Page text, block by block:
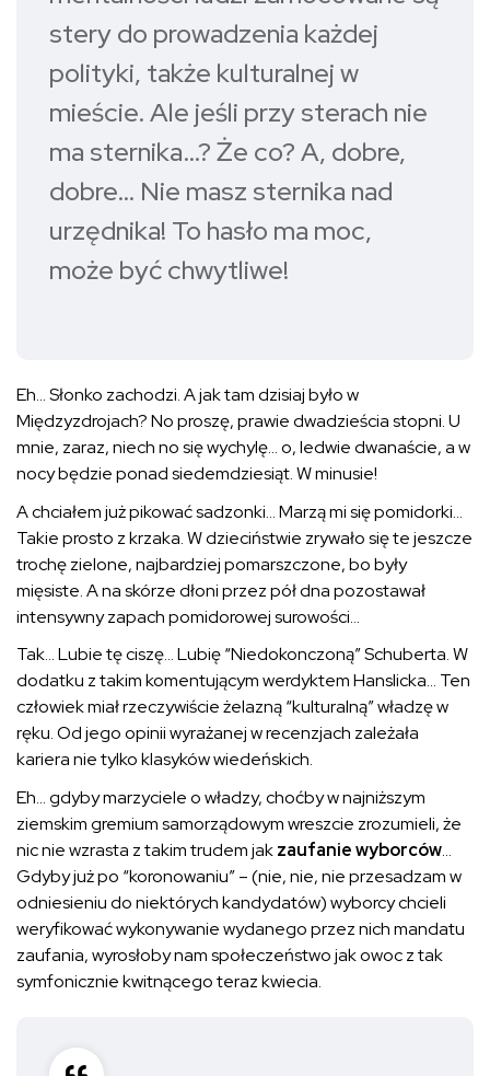
stery do prowadzenia każdej
polityki, także kulturalnej w
mieście. Ale jeśli przy sterach nie
ma sternika…? Że co? A, dobre,
dobre… Nie masz sternika nad
urzędnika! To hasło ma moc,
może być chwytliwe!
Eh… Słonko zachodzi. A jak tam dzisiaj było w
Międzyzdrojach? No proszę, prawie dwadzieścia stopni. U
mnie, zaraz, niech no się wychylę… o, ledwie dwanaście, a w
nocy będzie ponad siedemdziesiąt. W minusie!
A chciałem już pikować sadzonki… Marzą mi się pomidorki…
Takie prosto z krzaka. W dzieciństwie zrywało się te jeszcze
trochę zielone, najbardziej pomarszczone, bo były
mięsiste. A na skórze dłoni przez pół dna pozostawał
intensywny zapach pomidorowej surowości…
Tak… Lubie tę ciszę… Lubię “Niedokonczoną” Schuberta. W
dodatku z takim komentującym werdyktem Hanslicka… Ten
człowiek miał rzeczywiście żelazną “kulturalną” władzę w
ręku. Od jego opinii wyrażanej w recenzjach zależała
kariera nie tylko klasyków wiedeńskich.
Eh… gdyby marzyciele o władzy, choćby w najniższym
ziemskim gremium samorządowym wreszcie zrozumieli, że
nic nie wzrasta z takim trudem jakzaufanie wyborców…
Gdyby już po “koronowaniu” – (nie, nie, nie przesadzam w
odniesieniu do niektórych kandydatów) wyborcy chcieli
weryfikować wykonywanie wydanego przez nich mandatu
zaufania, wyrosłoby nam społeczeństwo jak owoc z tak
symfonicznie kwitnącego teraz kwiecia.